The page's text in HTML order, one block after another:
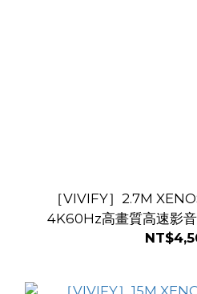
［VIVIFY］2.7M
4K60Hz高畫質高速影